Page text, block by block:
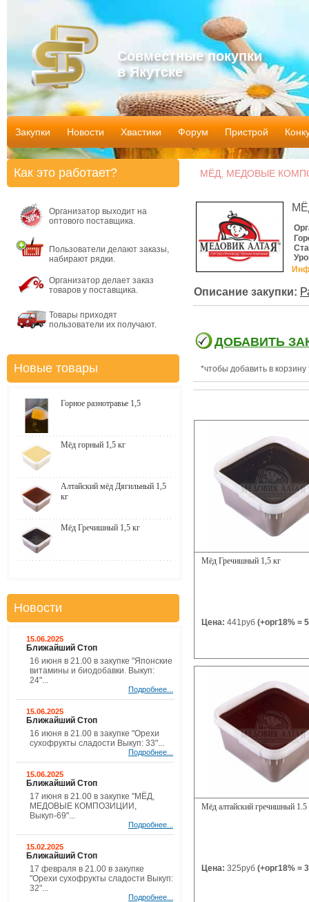
Совместные покупки
в Якутске
Закупки Новости Хвастики Форум Пристрой
МЁД, МЕДОВЫЕ
Описание закупки:
ДОБАВИТЬ
*чтобы добавить в
Мёд Гречишный 1,5 кг
Цена: 441руб (+орг18% =
Мёд алтайский гречишный 1.5
Цена: 325руб (+орг18% =
Как это работает?
Организатор выходит на
оптового поставщика.
Пользователи делают заказы,
набирают рядки.
Организатор делает заказ
товаров у поставщика.
Товары приходят
пользователи их получают.
Новые товары
Горное разнотравье 1,5
Мёд горный 1,5 кг
Алтайский мёд Дягильный 1,5
кг
Мёд Гречишный 1,5 кг
Новости
15.06.2025
Ближайший Стоп
16 июня в 21.00 в закупке "Японские
витамины и биодобавки. Выкуп:
24"...
Подробнее...
15.06.2025
Ближайший Стоп
16 июня в 21.00 в закупке "Орехи
сухофрукты сладости Выкуп: 33"...
Подробнее...
15.06.2025
Ближайший Стоп
17 июня в 21.00 в закупке "МЁД,
МЕДОВЫЕ КОМПОЗИЦИИ,
Выкуп-69"...
Подробнее...
15.02.2025
Ближайший Стоп
17 февраля в 21.00 в закупке
"Орехи сухофрукты сладости Выкуп:
32"...
Подробнее...